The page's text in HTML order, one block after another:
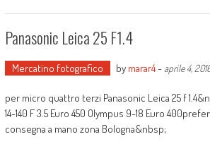
Panasonic Leica 25 F1.4
Mercatino fotografico by marar4- aprile 4,
per micro quattro terzi Panasonic Leica 25 f
14-140 F 3.5 Euro 450 Olympus 9-18 Euro
consegna a mano zona Bologna&nbsp;